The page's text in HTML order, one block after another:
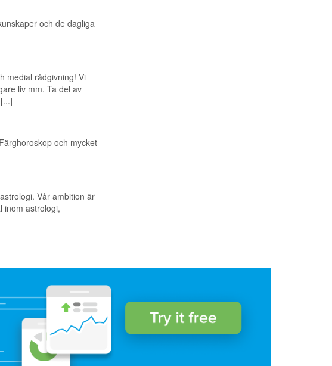
och de dagliga
medial rådgivning! Vi
liv mm. Ta del av
och mycket
Vår ambition är
inom astrologi,